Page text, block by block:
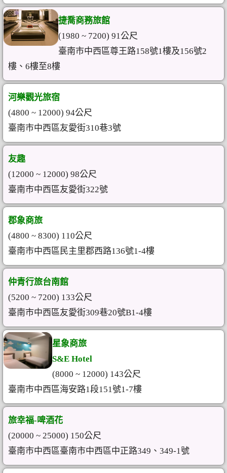
捷喬商務旅館
(1980 ~ 7200) 91公尺
臺南市中西區尊王路158號1樓及156號2
樓、6樓至8樓
河樂觀光旅宿
(4800 ~ 12000) 94公尺
臺南市中西區友愛街310巷3號
友趣
(12000 ~ 12000) 98公尺
臺南市中西區友愛街322號
郡象商旅
(4800 ~ 8300) 110公尺
臺南市中西區民主里郡西路136號1-4樓
仲青行旅台南館
(5200 ~ 7200) 133公尺
臺南市中西區友愛街309巷20號B1-4樓
星象商旅
S&E Hotel
(8000 ~ 12000) 143公尺
臺南市中西區海安路1段151號1-7樓
旅幸福-啤酒花
(20000 ~ 25000) 150公尺
臺南市中西區臺南市中西區中正路349、349-1號